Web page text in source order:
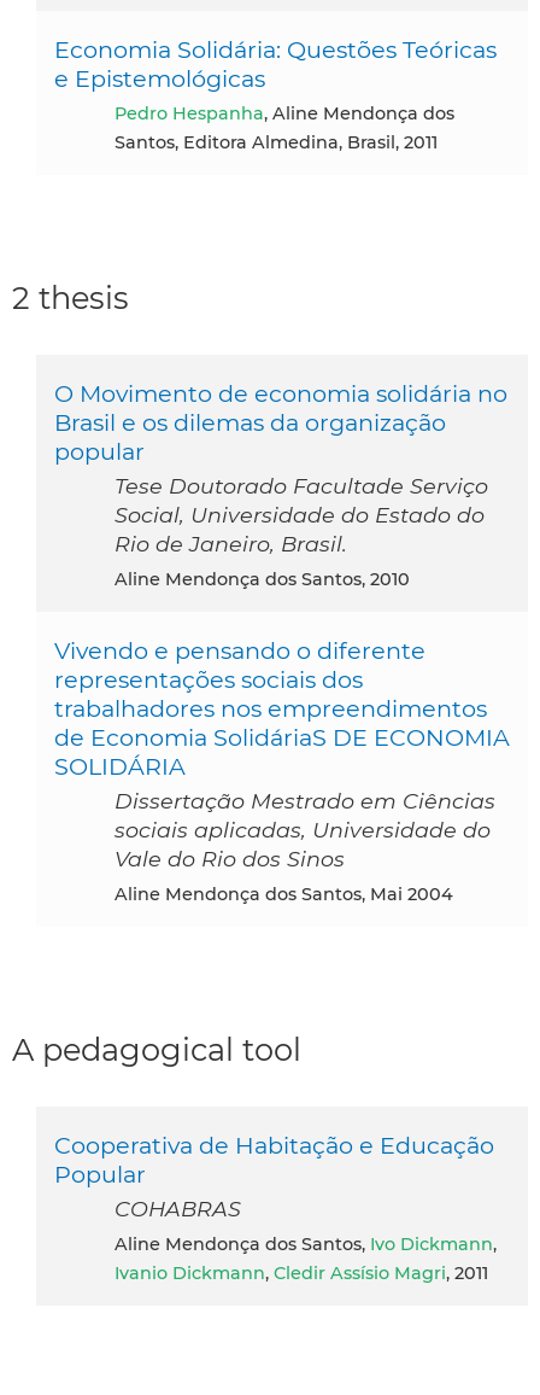
Economia Solidária: Questões Teóricas
e Epistemológicas
Pedro Hespanha, Aline Mendonça dos
Santos, Editora Almedina, Brasil, 2011
2 thesis
O Movimento de economia solidária no
Brasil e os dilemas da organização
popular
Tese Doutorado Facultade Serviço
Social, Universidade do Estado do
Rio de Janeiro, Brasil.
Aline Mendonça dos Santos, 2010
Vivendo e pensando o diferente
representações sociais dos
trabalhadores nos empreendimentos
de Economia SolidáriaS DE ECONOMIA
SOLIDÁRIA
Dissertação Mestrado em Ciências
sociais aplicadas, Universidade do
Vale do Rio dos Sinos
Aline Mendonça dos Santos, Mai 2004
A pedagogical tool
Cooperativa de Habitação e Educação
Popular
COHABRAS
Aline Mendonça dos Santos, Ivo Dickmann,
Ivanio Dickmann, Cledir Assísio Magri, 2011